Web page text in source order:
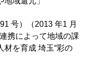
号）（2013 年1 月
携によって地域の課
材を育成 埼玉“彩の